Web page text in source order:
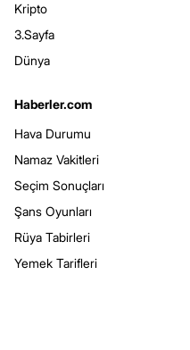
Kripto
3.Sayfa
Dünya
Haberler.com
Hava Durumu
Namaz Vakitleri
Seçim Sonuçları
Şans Oyunları
Rüya Tabirleri
Yemek Tarifleri